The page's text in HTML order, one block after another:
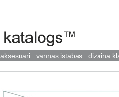
aksesuāri vannas istabas dizaina